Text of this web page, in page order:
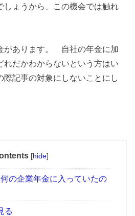
しょうから、この機会では触れ
があります。 自社の年金に加
れだかわからないという方はい
際記事の対象にしないことにし
[hide]
の企業年金に入っていたの
る